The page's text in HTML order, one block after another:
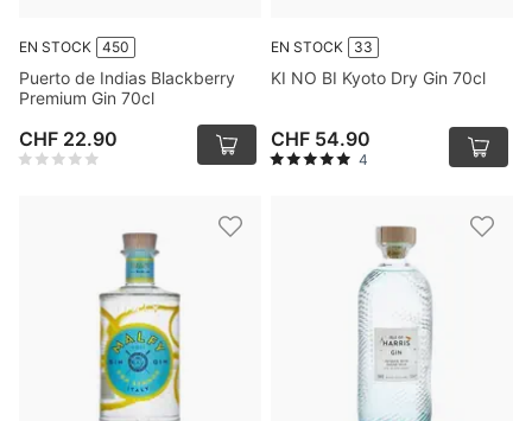
EN STOCK 450
Puerto de Indias Blackberry
Premium Gin 70cl
CHF 22.90
EN STOCK 33
KI NO BI Kyoto Dry Gin 70cl
CHF 54.90
4